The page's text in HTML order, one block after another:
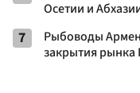
Осетии и
7
Рыбоводы
закрытия рынка